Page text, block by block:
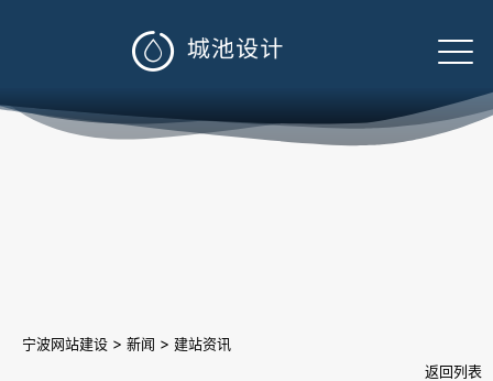

宁波网站建设 > 新闻 > 建站资讯
返回列表